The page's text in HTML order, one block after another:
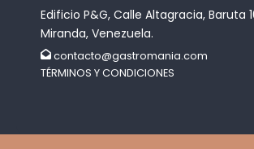
Edificio P&G, Calle Altagracia, Baruta
Miranda, Venezuela.
contacto@gastromania.com
TÉRMINOS Y CONDICIONES